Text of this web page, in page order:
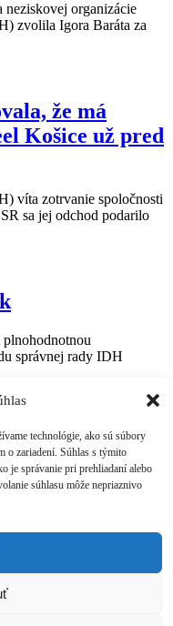
technológie, ako sú súbory
o zariadení. Súhlas s týmito
je správanie pri prehliadaní alebo
súhlasu môže nepriaznivo
neziskovej organizácie
zvolila Igora Baráta za
že má
Košice už pred
víta zotrvanie spoločnosti
sa jej odchod podarilo
správnej rady IDH
a